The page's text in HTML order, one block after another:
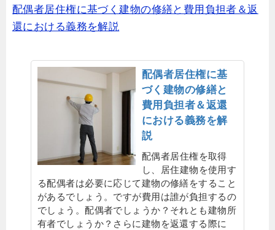
配偶者居住権に基づく建物の修繕と費用負担者＆返
還における義務を解説
配偶者居住権に基
づく建物の修繕と
費用負担者＆返還
における義務を解
説
配偶者居住権を取得
し、居住建物を使用す
る配偶者は必要に応じて建物の修繕をすること
があるでしょう。ですが費用は誰が負担するの
でしょう。配偶者でしょうか？それとも建物所
有者でしょうか？さらに建物を返還する際に